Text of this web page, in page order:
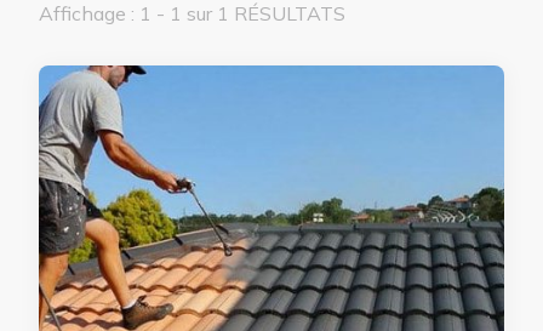
Affichage : 1 - 1 sur 1 RÉSULTATS